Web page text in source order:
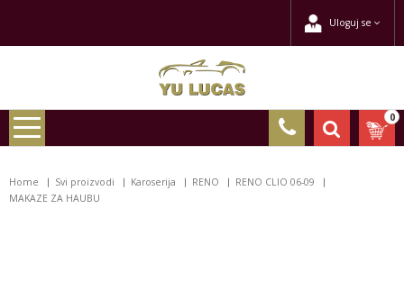
Uloguj se
0
Home Svi proizvodi Karoserija RENO
RENO CLIO 06-09
MAKAZE ZA HAUBU